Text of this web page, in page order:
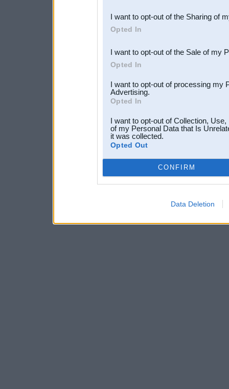
Downstream Participants
third parties.
I want to opt-out of the Sharing of
Opted In
I want to opt-out of the Sale of my
Opted In
I want to opt-out of processing my
Advertising.
Opted In
I want to opt-out of Collection,
of my Personal Data that Is
it was collected.
Opted Out
CONFIRM
Data Deletion